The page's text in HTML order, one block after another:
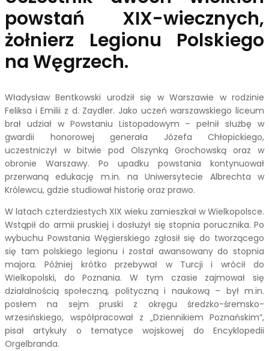
powstań XIX-wiecznych,
żołnierz Legionu Polskiego
na Węgrzech.
Władysław Bentkowski urodził się w Warszawie w rodzinie
Feliksa i Emilii z d. Zaydler. Jako uczeń warszawskiego liceum
brał udział w Powstaniu Listopadowym – pełnił służbę w
gwardii honorowej generała Józefa Chłopickiego,
uczestniczył w bitwie pod Olszynką Grochowską oraz w
obronie Warszawy. Po upadku powstania kontynuował
przerwaną edukację m.in. na Uniwersytecie Albrechta w
Królewcu, gdzie studiował historię oraz prawo.
W latach czterdziestych XIX wieku zamieszkał w Wielkopolsce.
Wstąpił do armii pruskiej i dosłużył się stopnia porucznika. Po
wybuchu Powstania Węgierskiego zgłosił się do tworzącego
się tam polskiego legionu i został awansowany do stopnia
majora. Później krótko przebywał w Turcji i wrócił do
Wielkopolski, do Poznania. W tym czasie zajmował się
działalnością społeczną, polityczną i naukową – był m.in.
posłem na sejm pruski z okręgu średzko-śremsko-
wrzesińskiego, współpracował z „Dziennikiem Poznańskim”,
pisał artykuły o tematyce wojskowej do Encyklopedii
Orgelbranda.